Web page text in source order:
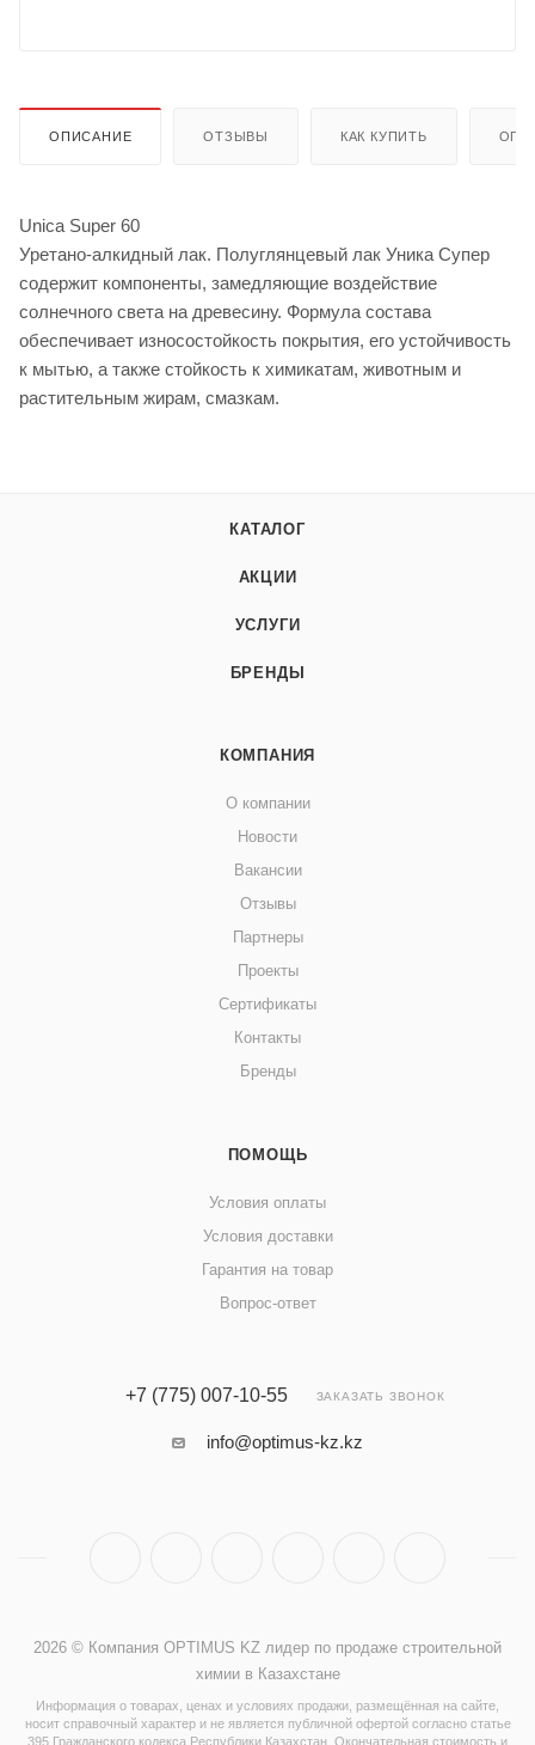
ОПИСАНИЕ ОТЗЫВЫ КАК КУПИТЬ
Unica Super 60
Уретано-алкидный лак. Полуглянцевый лак Уника Супер
содержит компоненты, замедляющие воздействие
солнечного света на древесину. Формула состава
обеспечивает износостойкость покрытия, его устойчивость
к мытью, а также стойкость к химикатам, животным и
растительным жирам, смазкам.
КАТАЛОГ
АКЦИИ
УСЛУГИ
БРЕНДЫ
КОМПАНИЯ
О компании
Новости
Вакансии
Отзывы
Партнеры
Проекты
Сертификаты
Контакты
Бренды
ПОМОЩЬ
Условия оплаты
Условия доставки
Гарантия на товар
Вопрос-ответ
+7 (775) 007-10-55 ЗАКАЗАТЬ ЗВОНОК
info@optimus-kz.kz
2026 © Компания OPTIMUS KZ лидер по продаже строительной
химии в Казахстане
Информация о товарах, ценах и условиях продажи, размещённая на сайте,
носит справочный характер и не является публичной офертой согласно статье
395 Гражданского кодекса Республики Казахстан. Окончательная стоимость и